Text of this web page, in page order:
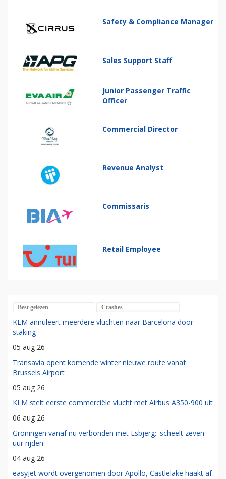
Safety & Compliance Manager
Sales Support Staff
Junior Passenger Traffic
Officer
Commercial Director
Revenue Analyst
Commissaris
Retail Employee
Best gelezen Crashes
KLM annuleert meerdere vluchten naar Barcelona door
staking
05 aug 26
Transavia opent komende winter nieuwe route vanaf
Brussels Airport
05 aug 26
KLM stelt eerste commerciële vlucht met Airbus A350-900 uit
06 aug 26
Groningen vanaf nu verbonden met Esbjerg: 'scheelt zeven
uur rijden'
04 aug 26
easyJet wordt overgenomen door Apollo, Castlelake haakt af